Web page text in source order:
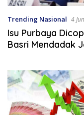
Trending Nasional 4
Isu Purbaya
Basri Mendadak